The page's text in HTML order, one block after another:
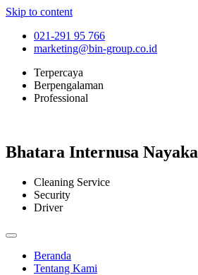
Skip to content
021-291 95 766
marketing@bin-group.co.id
Terpercaya
Berpengalaman
Professional
Bhatara Internusa Nayaka
Cleaning Service
Security
Driver
Beranda
Tentang Kami